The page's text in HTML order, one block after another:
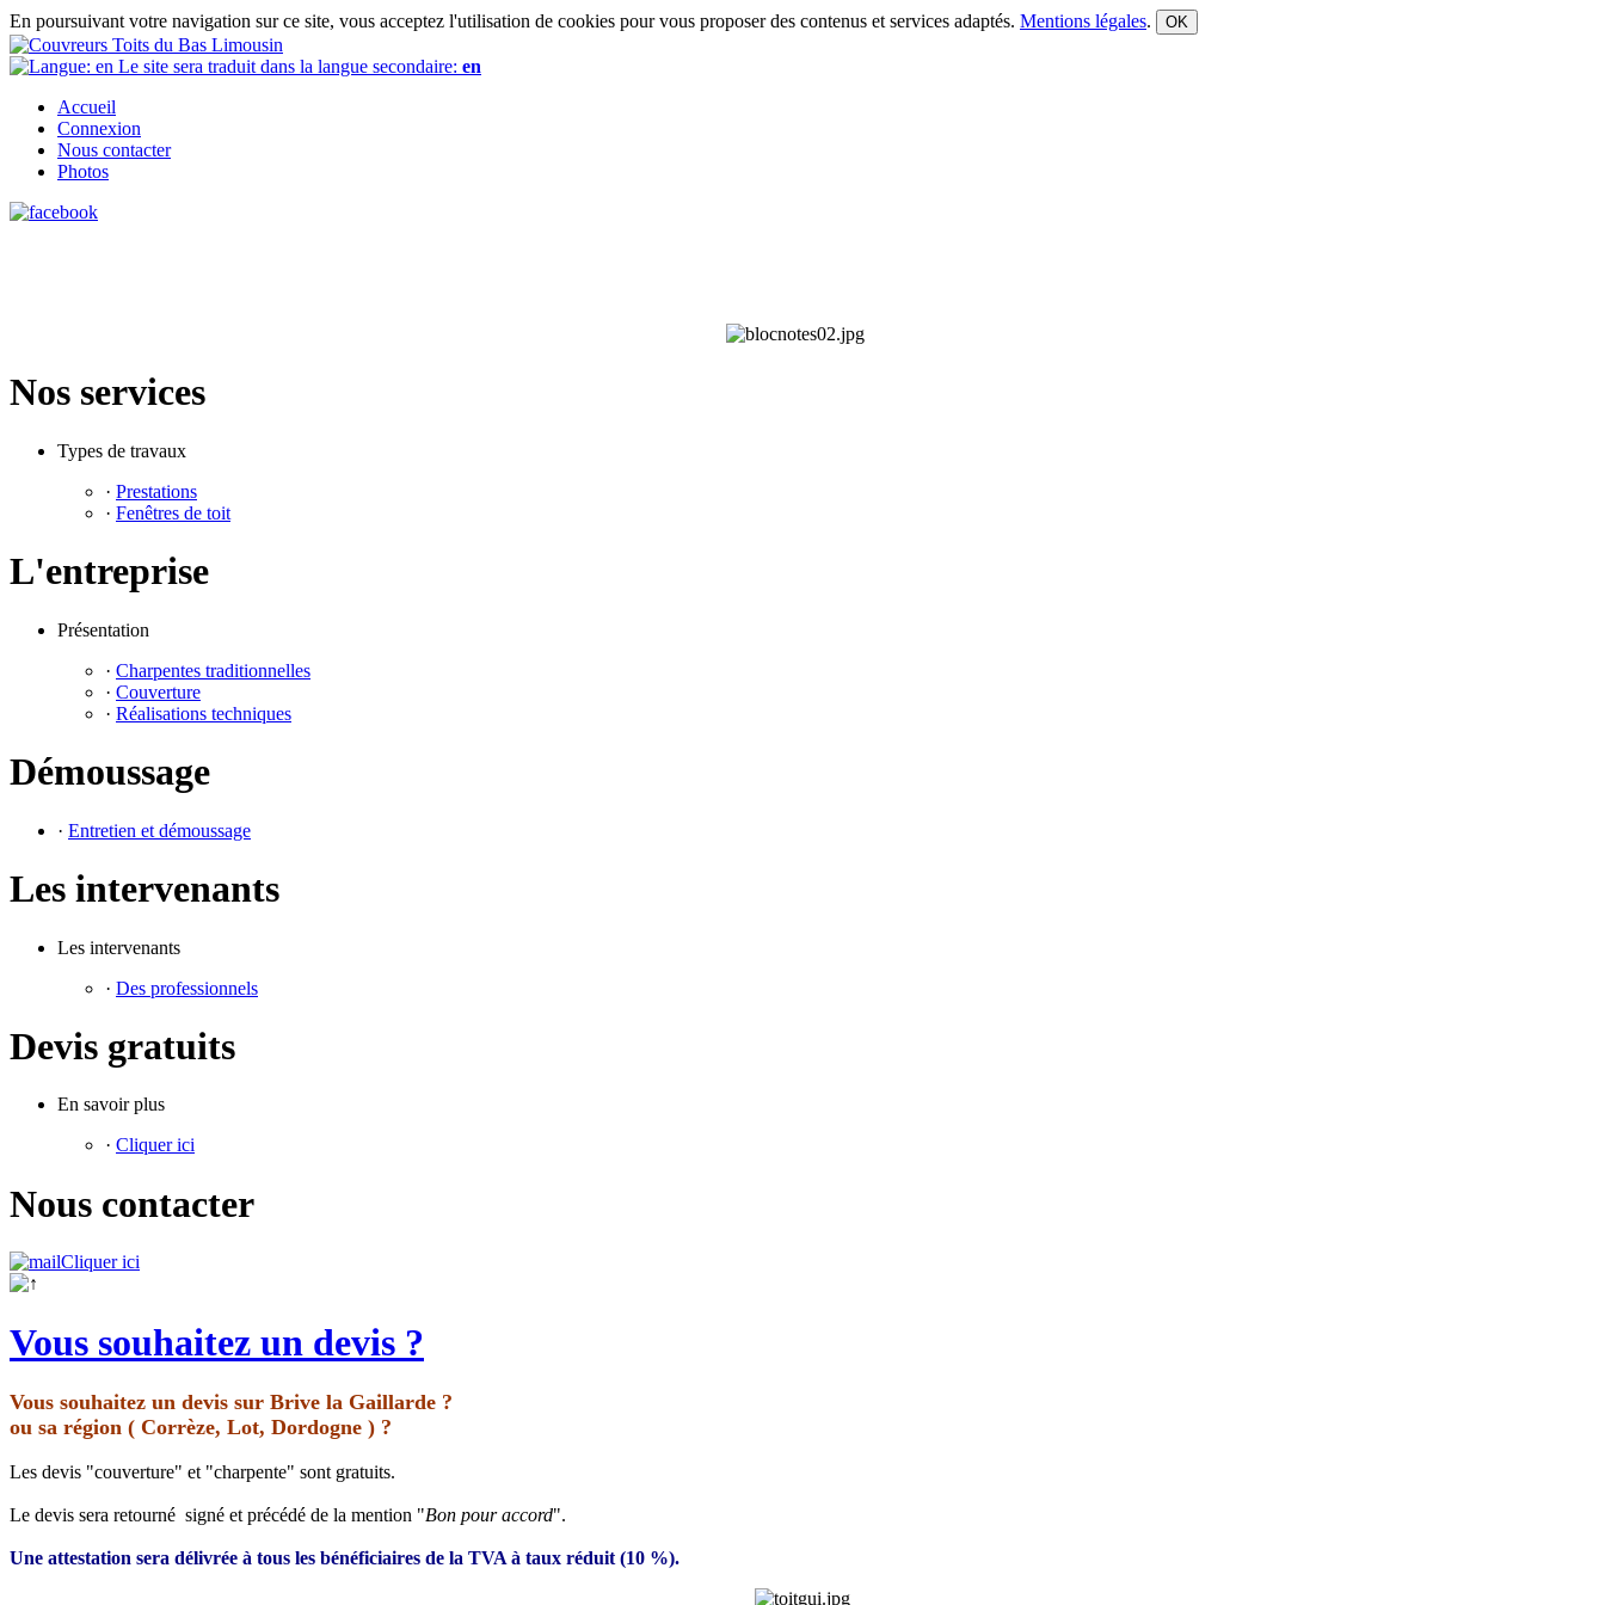
En poursuivant votre navigation sur ce site, vous acceptez l'utilisation de cookies pour vous proposer des contenus et services adaptés. Mentions légales. OK
Le site sera traduit dans la langue secondaire: en
Accueil
Connexion
Nous contacter
Photos
Nos services
Types de travaux
· Prestations
· Fenêtres de toit
L'entreprise
Présentation
· Charpentes traditionnelles
· Couverture
· Réalisations techniques
Démoussage
· Entretien et démoussage
Les intervenants
Les intervenants
· Des professionnels
Devis gratuits
En savoir plus
· Cliquer ici
Nous contacter
Cliquer ici
Vous souhaitez un devis ?
Vous souhaitez un devis sur Brive la Gaillarde ?
ou sa région ( Corrèze, Lot, Dordogne ) ?
Les devis "couverture" et "charpente" sont gratuits.
Le devis sera retourné signé et précédé de la mention "Bon pour accord".
Une attestation sera délivrée à tous les bénéficiaires de la TVA à taux réduit (10 %).